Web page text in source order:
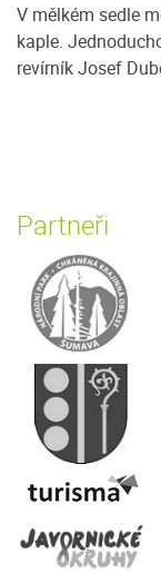
V mělkém sedle
kaple.
revírník Josef
Partneři